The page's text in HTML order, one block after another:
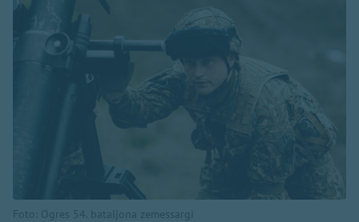
Foto: Ogres 54. bataljona zemessargi